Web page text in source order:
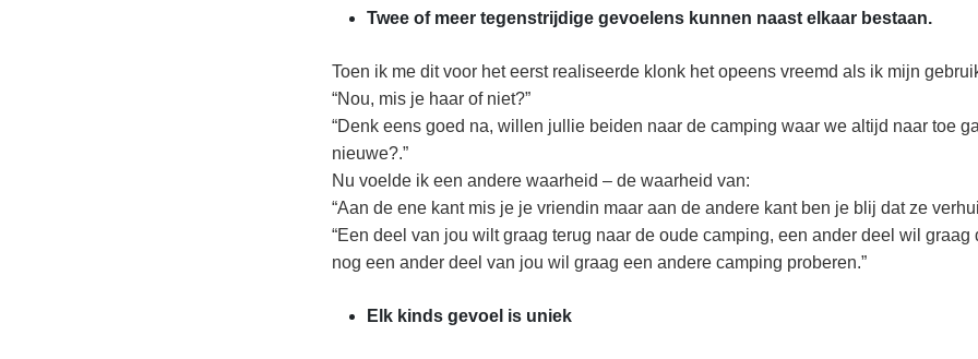
Twee of meer tegenstrijd ige gevoelens kunnen naast elkaar bestaan.
Toen ik me dit voor het eerst realiseerde klonk het opeens vreemd als ik mijn
“Nou, mis je haar of niet?”
“Denk eens goed na, willen jullie beiden naar de camping waar we altijd naar toe
nieuwe?.”
Nu voelde ik een andere waarheid – de waarheid van:
“Aan de ene kant mis je je vriendin maar aan de andere kant ben je blij dat ze
“Een deel van jou wilt graag terug naar de oude camping, een ander deel wil graag
nog een ander deel van jou wil graag een andere camping proberen.”
Elk kinds gevoel is uniek